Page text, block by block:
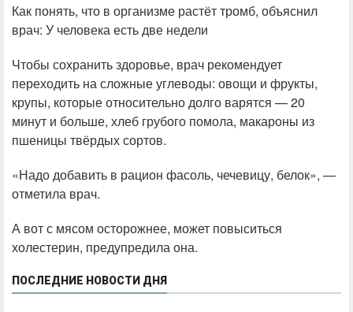
Как понять, что в организме растёт тромб, объяснил
врач: У человека есть две недели
Чтобы сохранить здоровье, врач рекомендует
переходить на сложные углеводы: овощи и фрукты,
крупы, которые относительно долго варятся — 20
минут и больше, хлеб грубого помола, макароны из
пшеницы твёрдых сортов.
«Надо добавить в рацион фасоль, чечевицу, белок», —
отметила врач.
А вот с мясом осторожнее, может повыситься
холестерин, предупредила она.
ПОСЛЕДНИЕ НОВОСТИ ДНЯ